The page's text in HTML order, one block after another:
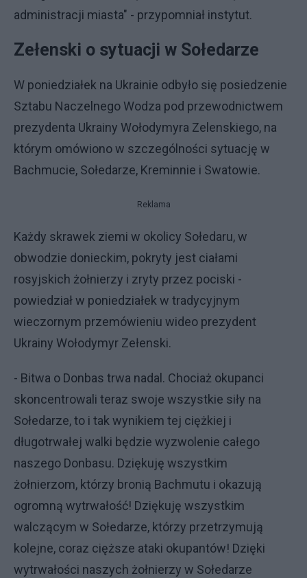
administracji miasta" - przypomniał instytut.
Zełenski o sytuacji w Sołedarze
W poniedziałek na Ukrainie odbyło się posiedzenie
Sztabu Naczelnego Wodza pod przewodnictwem
prezydenta Ukrainy Wołodymyra Zelenskiego, na
którym omówiono w szczególności sytuację w
Bachmucie, Sołedarze, Kreminnie i Swatowie.
Reklama
Każdy skrawek ziemi w okolicy Sołedaru, w
obwodzie donieckim, pokryty jest ciałami
rosyjskich żołnierzy i zryty przez pociski -
powiedział w poniedziałek w tradycyjnym
wieczornym przemówieniu wideo prezydent
Ukrainy Wołodymyr Zełenski.
- Bitwa o Donbas trwa nadal. Chociaż okupanci
skoncentrowali teraz swoje wszystkie siły na
Sołedarze, to i tak wynikiem tej ciężkiej i
długotrwałej walki będzie wyzwolenie całego
naszego Donbasu. Dziękuję wszystkim
żołnierzom, którzy bronią Bachmutu i okazują
ogromną wytrwałość! Dziękuję wszystkim
walczącym w Sołedarze, którzy przetrzymują
kolejne, coraz cięższe ataki okupantów! Dzięki
wytrwałości naszych żołnierzy w Sołedarze